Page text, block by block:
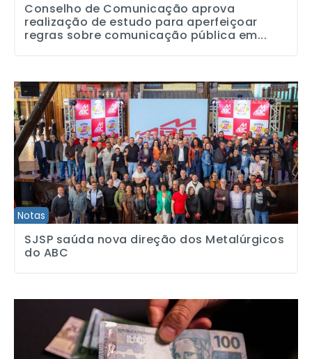
Conselho de Comunicação aprova
realização de estudo para aperfeiçoar
regras sobre comunicação pública em...
Notas
SJSP saúda nova direção dos Metalúrgicos do ABC
SJSP saúda nova direção dos Metalúrgicos
do ABC
Remuneração média de jornalistas com carteira assinada é de